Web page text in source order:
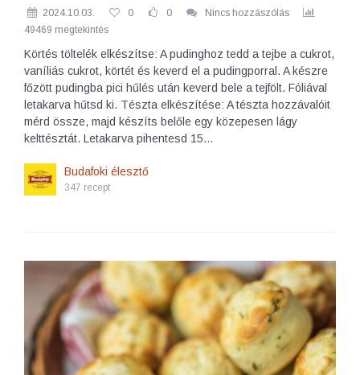
2024.10.03. 0 0
Nincs hozzászólás
49469 megtekintés
Körtés töltelék elkészítse: A pudinghoz tedd a tejbe a cukrot,
vaníliás cukrot, körtét és keverd el a pudingporral. A készre
főzött pudingba pici hűlés után keverd bele a tejfölt. Fóliával
letakarva hűtsd ki. Tészta elkészítése: A tészta hozzávalóit
mérd össze, majd készíts belőle egy közepesen lágy
kelttésztát. Letakarva pihentesd 15…
Budafoki élesztő
347 recept